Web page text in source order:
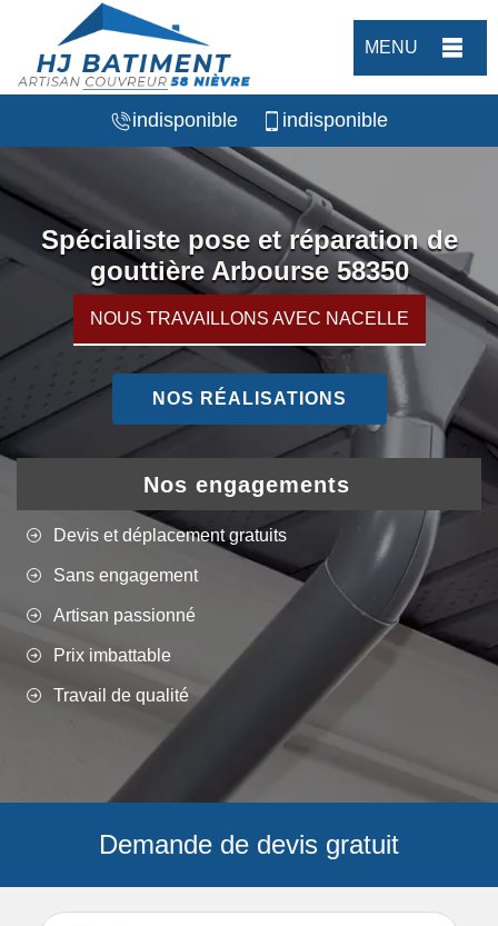
MENU
indisponible indisponible
Spécialiste pose et réparation de
gouttière Arbourse 58350
NOUS TRAVAILLONS AVEC NACELLE
NOS RÉALISATIONS
Nos engagements
Devis et déplacement gratuits
Sans engagement
Artisan passionné
Prix imbattable
Travail de qualité
Demande de devis gratuit